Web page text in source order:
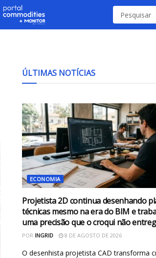
ÚLTIMAS NOTÍCIAS
ECONOMIA
Projetista 2D continua desenhando
técnicas mesmo na era do BIM e
uma precisão que o croqui não
POR INGRID 8 DE AGOSTO DE 2026
O desenhista projetista CAD transforma